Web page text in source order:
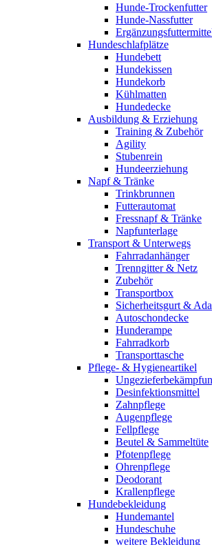
Hunde-Trockenfutter
Hunde-Nassfutter
Hundeschlafplätze
Hundebett
Hundekissen
Hundekorb
Kühlmatten
Hundedecke
Ausbildung & Erziehung
Training & Zubehör
Agility
Stubenrein
Hundeerziehung
Napf & Tränke
Trinkbrunnen
Futterautomat
Fressnapf & Tränke
Napfunterlage
Transport & Unterwegs
Fahrradanhänger
Trenngitter & Netz
Zubehör
Transportbox
Sicherheitsgurt &
Autoschondecke
Hunderampe
Fahrradkorb
Transporttasche
Pflege- & Hygieneartikel
Desinfektionsmittel
Zahnpflege
Augenpflege
Fellpflege
Beutel & Sammeltüte
Pfotenpflege
Ohrenpflege
Deodorant
Krallenpflege
Hundebekleidung
Hundemantel
Hundeschuhe
weitere Bekleidung